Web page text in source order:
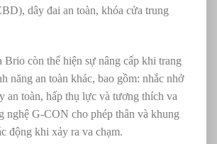
dây đai an toàn, khóa cửa trung
Brio còn thể hiện sự nâng cấp khi trang
năng an toàn khác, bao gồm: nhắc nhở
an toàn, hấp thụ lực và tương thích va
nghệ G-CON cho phép thân và khung
động khi xảy ra va chạm.